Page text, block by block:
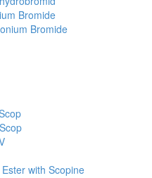
Bromide
Bromide
with Scopine